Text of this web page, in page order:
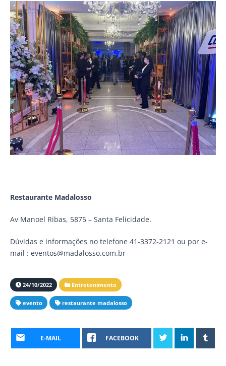
Restaurante Madalosso
Av Manoel Ribas, 5875 – Santa Felicidade.
Dúvidas e informações no telefone 41-3372-2121 ou por e-
mail : eventos@madalosso.com.br
24/10/2022 Entretenimento
evento restaurante madalosso
E-MAIL FACEBOOK